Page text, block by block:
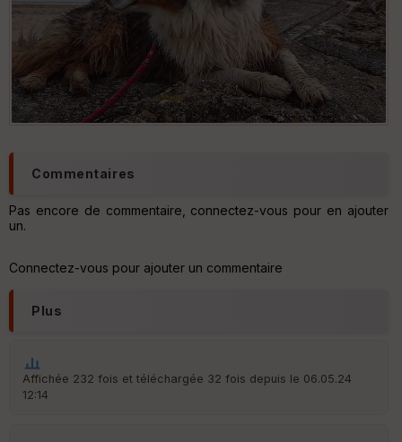
Commentaires
Pas encore de commentaire, connectez-vous pour en ajouter
un.
Connectez-vous pour ajouter un commentaire
Plus
Affichée 232 fois et téléchargée 32 fois depuis le 06.05.24
12:14